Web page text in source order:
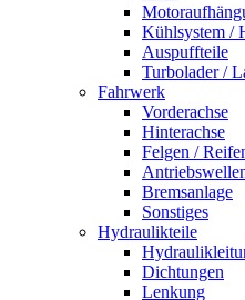
Kühlsystem /
Auspuffteile
Turbolader /
Fahrwerk
Vorderachse
Hinterachse
Felgen /
Bremsanlage
Sonstiges
Hydraulikteile
Dichtungen
Lenkung